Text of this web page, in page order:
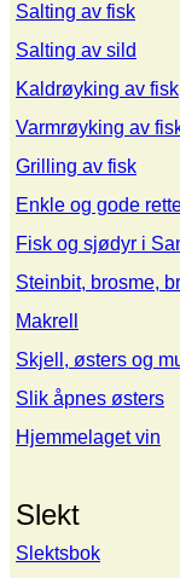
Salting av fisk
Salting av sild
Kaldrøyking av fisk
Varmrøyking av
Grilling av fisk
Enkle og gode
Fisk og sjødyr i
Steinbit, brosme,
Makrell
Skjell, østers og
Slik åpnes østers
Hjemmelaget vin
Slekt
Slektsbok